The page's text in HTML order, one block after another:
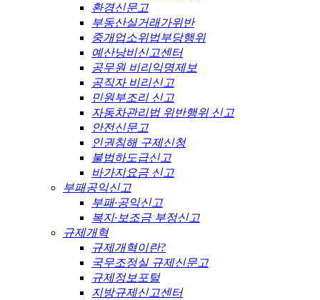
환경신문고
부동산실거래가위반
중개업소위법부당행위
예산낭비신고센터
공무원 비리익명제보
공직자 비리신고
민원부조리 신고
자동차관리법 위반행위 신고
안전신문고
인권침해 구제신청
불법하도급신고
바가지요금 신고
부패공익신고
부패·공익신고
복지·보조금 부정신고
규제개혁
규제개혁이란?
국무조정실 규제신문고
규제정보포털
지방규제신고센터